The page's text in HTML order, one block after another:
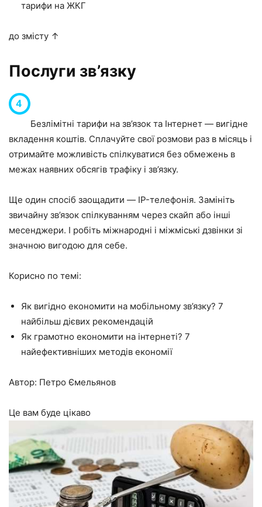
тарифи на ЖКГ
до змісту ↑
Послуги зв’язку
Безлімітні тарифи на зв’язок та Інтернет — вигідне
вкладення коштів. Сплачуйте свої розмови раз в місяць і
отримайте можливість спілкуватися без обмежень в
межах наявних обсягів трафіку і зв’язку.
Ще один спосіб заощадити — IP-телефонія. Замініть
звичайну зв’язок спілкуванням через скайп або інші
месенджери. І робіть міжнародні і міжміські дзвінки зі
значною вигодою для себе.
Корисно по темі:
Як вигідно економити на мобільному зв’язку? 7
найбільш дієвих рекомендацій
Як грамотно економити на інтернеті? 7
найефективніших методів економії
Автор: Петро Ємельянов
Це вам буде цікаво